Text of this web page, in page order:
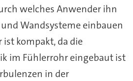
welches Anwender ihn
Wandsysteme einbauen
ist kompakt, da die
im Fühlerrohr eingebaut ist
in der